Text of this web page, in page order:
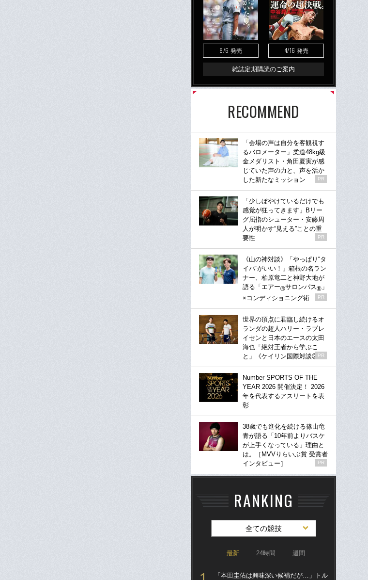
8/6 発売 4/16 発売
雑誌定期購読のご案内
RECOMMEND
「会場の声は自分を客観視す
るバロメーター」柔道48kg級
金メダリスト・角田夏実が感
じていた声の力と、声を活か
した新たなミッション
PR
「少しぼやけているだけでも
感覚が狂ってきます」Bリー
グ屈指のシューター・安藤周
人が明かす“見える”ことの重
要性
PR
《山の神対談》「やっぱり“タ
イパ”がいい！」箱根の名ラン
ナー、柏原竜二と神野大地が
語る「エアー®サロンパス® 」
×コンディショニング術
PR
世界の頂点に君臨し続けるオ
ランダの超人ハリー・ラブレ
イセンと日本のエースの太田
海也「絶対王者から学ぶこ
と」《ケイリン国際対談②》
PR
Number SPORTS OF THE
YEAR 2026 開催決定！ 2026
年を代表するアスリートを表
彰
38歳でも進化を続ける篠山竜
青が語る「10年前よりバスケ
が上手くなっている」理由と
は。［MVVりらいぶ賞 受賞者
インタビュー］
PR
RANKING
全ての競技
最新 24時間 週間
「本田圭佑は興味深い候補だが…」トル